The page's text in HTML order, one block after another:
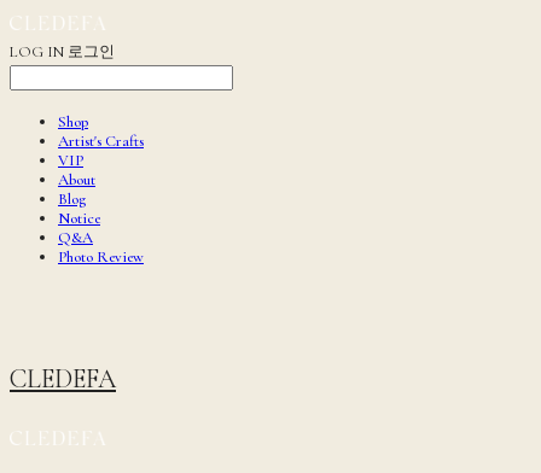
LOG IN 로그인
Shop
Artist's Crafts
VIP
About
Blog
Notice
Q&A
Photo Review
CLEDEFA